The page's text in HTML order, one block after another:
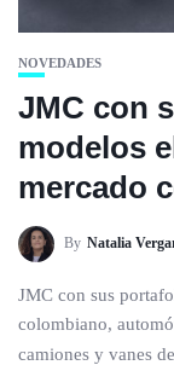
NOVEDADES
JMC con
modelos
mercado
By Natalia
JMC con sus
colombiano,
camiones y vanes